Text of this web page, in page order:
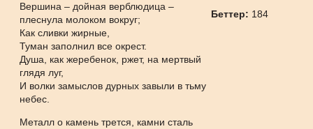
Вершина – дойная верблюдица –
плеснула молоком вокруг;
Как сливки жирные,
Туман заполнил все окрест.
Душа, как жеребенок, ржет, на мертвый
глядя луг,
И волки замыслов дурных завыли в тьму
небес.
Металл о камень трется, камни сталь
Беттер: 184